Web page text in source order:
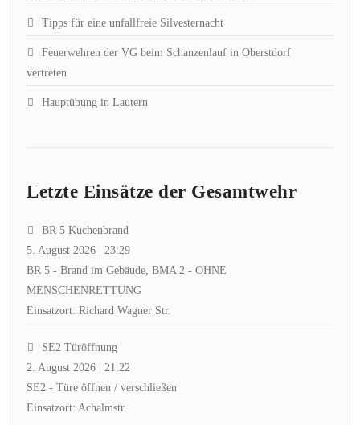
Tipps für eine unfallfreie Silvesternacht
Feuerwehren der VG beim Schanzenlauf in Oberstdorf
vertreten
Hauptübung in Lautern
Letzte Einsätze der Gesamtwehr
BR 5 Küchenbrand
5. August 2026
23:29
BR 5 - Brand im Gebäude, BMA 2 - OHNE
MENSCHENRETTUNG
Einsatzort: Richard Wagner Str.
SE2 Türöffnung
2. August 2026
21:22
SE2 - Türe öffnen / verschließen
Einsatzort: Achalmstr.